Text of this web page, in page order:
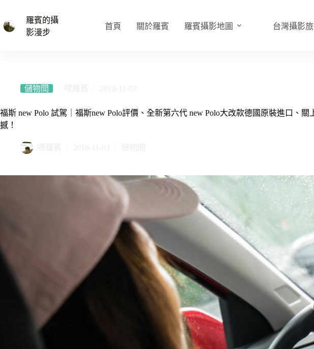
主
羅賓的攝
影漫步
首頁 關於羅賓 羅賓攝影地圖 台灣攝影
儲物間
福斯 new Polo 試駕｜福斯new Polo評價、全新第六代 new Polo大改款德國原裝進口、
撼！